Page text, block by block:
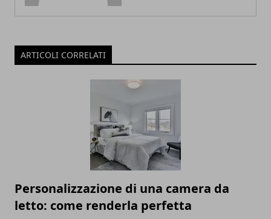
ARTICOLI CORRELATI
Personalizzazione di una camera da
letto: come renderla perfetta